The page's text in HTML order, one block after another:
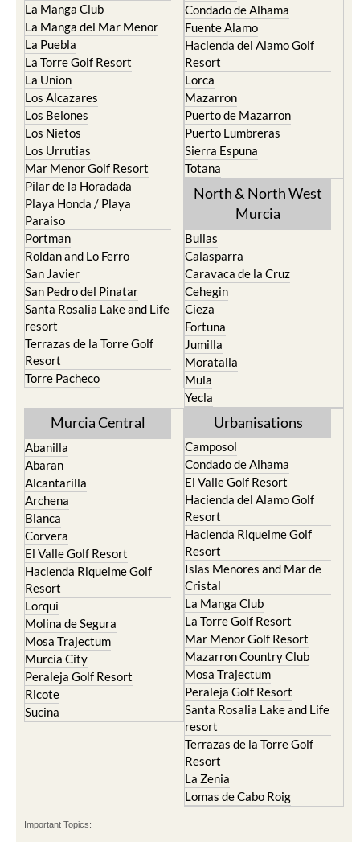
La Manga Club
La Manga del Mar Menor
La Puebla
La Torre Golf Resort
La Union
Los Alcazares
Los Belones
Los Nietos
Los Urrutias
Mar Menor Golf Resort
Pilar de la Horadada
Playa Honda / Playa
Paraiso
Portman
Roldan and Lo Ferro
San Javier
San Pedro del Pinatar
Santa Rosalia Lake and Life
resort
Terrazas de la Torre Golf
Resort
Torre Pacheco
Condado de Alhama
Fuente Alamo
Hacienda del Alamo Golf
Resort
Lorca
Mazarron
Puerto de Mazarron
Puerto Lumbreras
Sierra Espuna
Totana
North & North West
Murcia
Bullas
Calasparra
Caravaca de la Cruz
Cehegin
Cieza
Fortuna
Jumilla
Moratalla
Mula
Yecla
Murcia Central
Abanilla
Abaran
Alcantarilla
Archena
Blanca
Corvera
El Valle Golf Resort
Hacienda Riquelme Golf
Resort
Lorqui
Molina de Segura
Mosa Trajectum
Murcia City
Peraleja Golf Resort
Ricote
Sucina
Urbanisations
Camposol
Condado de Alhama
El Valle Golf Resort
Hacienda del Alamo Golf
Resort
Hacienda Riquelme Golf
Resort
Islas Menores and Mar de
Cristal
La Manga Club
La Torre Golf Resort
Mar Menor Golf Resort
Mazarron Country Club
Mosa Trajectum
Peraleja Golf Resort
Santa Rosalia Lake and Life
resort
Terrazas de la Torre Golf
Resort
La Zenia
Lomas de Cabo Roig
Important Topics: